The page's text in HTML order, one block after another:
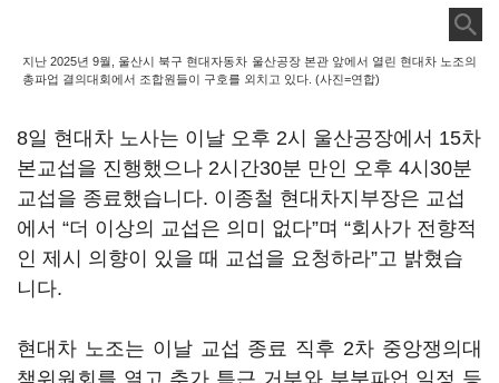
지난 2025년 9월, 울산시 북구 현대자동차 울산공장 본관 앞에서 열린 현대차 노조의
총파업 결의대회에서 조합원들이 구호를 외치고 있다. (사진=연합)
8일 현대차 노사는 이날 오후 2시 울산공장에서 15차
본교섭을 진행했으나 2시간30분 만인 오후 4시30분
교섭을 종료했습니다. 이종철 현대차지부장은 교섭
에서 “더 이상의 교섭은 의미 없다”며 “회사가 전향적
인 제시 의향이 있을 때 교섭을 요청하라”고 밝혔습
니다.
현대차 노조는 이날 교섭 종료 직후 2차 중앙쟁의대
책위원회를 열고 추가 특근 거부와 부분파업 일정 등